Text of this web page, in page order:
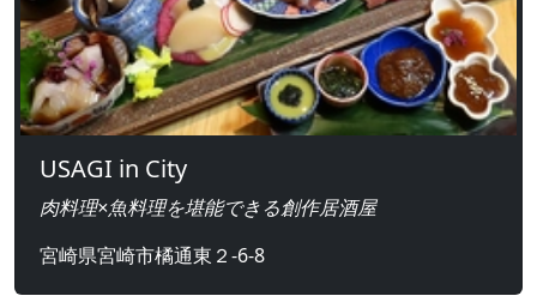
USAGI in City
肉料理×魚料理を堪能できる創作居酒屋
宮崎県宮崎市橘通東２-6-8